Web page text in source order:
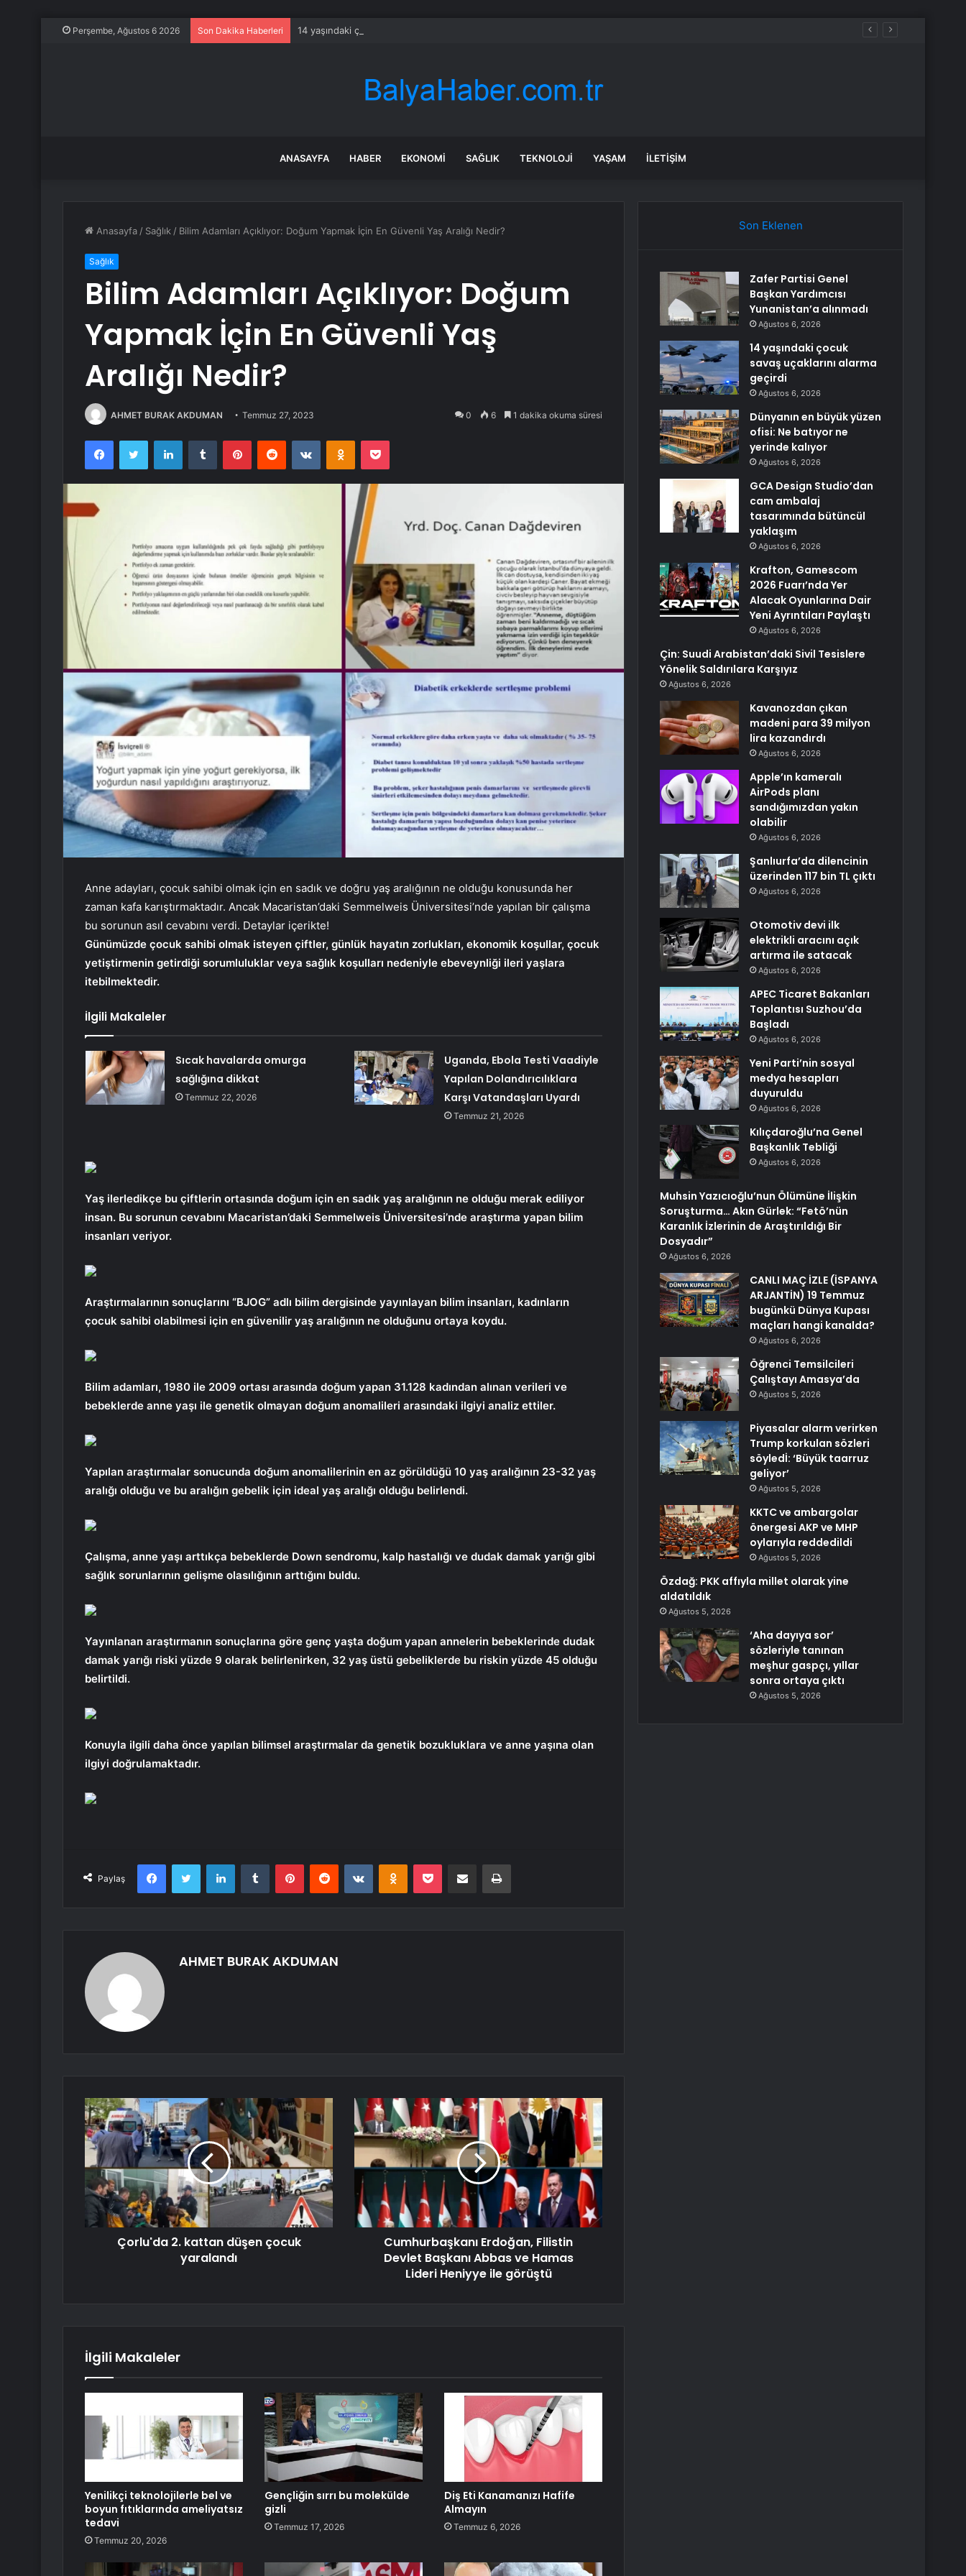
Perşembe, Ağustos 6 2026 Son Dakika Haberleri 14 yaşındaki çocuk savaş uçaklarını alarma geçirdi
ANASAYFA HABER EKONOMI SAĞLIK TEKNOLOJI YAŞAM İLETIŞIM
Anasayfa / Sağlık / Bilim Adamları Açıklıyor: Doğum Yapmak İçin En Güvenli Yaş Aralığı Nedir?
Sağlık
Bilim Adamları Açıklıyor: Doğum
Yapmak İçin En Güvenli Yaş
Aralığı Nedir?
AHMET BURAK AKDUMAN Temmuz 27, 2023 0 6 1 dakika okuma süresi
FacebookTwitter LinkedInTumblr PinterestReddit VKontakteOdnoklassniki
Pocket
Anne adayları, çocuk sahibi olmak için en sadık ve doğru yaş aralığının ne olduğu konusunda her
zaman kafa karıştırmaktadır. Ancak Macaristan’daki Semmelweis Üniversitesi’nde yapılan bir çalışma
bu sorunun asıl cevabını verdi. Detaylar içerikte!
Günümüzde çocuk sahibi olmak isteyen çiftler, günlük hayatın zorlukları, ekonomik koşullar, çocuk
yetiştirmenin getirdiği sorumluluklar veya sağlık koşulları nedeniyle ebeveynliği ileri yaşlara
itebilmektedir.
İlgili Makaleler
Sıcak havalarda omurga
sağlığına dikkat
Temmuz 22, 2026
Uganda, Ebola Testi Vaadiyle
Yapılan Dolandırıcılıklara
Karşı Vatandaşları Uyardı
Temmuz 21, 2026
Yaş ilerledikçe bu çiftlerin ortasında doğum için en sadık yaş aralığının ne olduğu merak ediliyor
insan. Bu sorunun cevabını Macaristan’daki Semmelweis Üniversitesi’nde araştırma yapan bilim
insanları veriyor.
Araştırmalarının sonuçlarını “BJOG” adlı bilim dergisinde yayınlayan bilim insanları, kadınların
çocuk sahibi olabilmesi için en güvenilir yaş aralığının ne olduğunu ortaya koydu.
Bilim adamları, 1980 ile 2009 ortası arasında doğum yapan 31.128 kadından alınan verileri ve
bebeklerde anne yaşı ile genetik olmayan doğum anomalileri arasındaki ilgiyi analiz ettiler.
Yapılan araştırmalar sonucunda doğum anomalilerinin en az görüldüğü 10 yaş aralığının 23-32 yaş
aralığı olduğu ve bu aralığın gebelik için ideal yaş aralığı olduğu belirlendi.
Çalışma, anne yaşı arttıkça bebeklerde Down sendromu, kalp hastalığı ve dudak damak yarığı gibi
sağlık sorunlarının gelişme olasılığının arttığını buldu.
Yayınlanan araştırmanın sonuçlarına göre genç yaşta doğum yapan annelerin bebeklerinde dudak
damak yarığı riski yüzde 9 olarak belirlenirken, 32 yaş üstü gebeliklerde bu riskin yüzde 45 olduğu
belirtildi.
Konuyla ilgili daha önce yapılan bilimsel araştırmalar da genetik bozukluklara ve anne yaşına olan
ilgiyi doğrulamaktadır.
Paylaş
FacebookTwitter LinkedInTumblr PinterestReddit VKontakteOdnoklassniki
Pocket E-Posta ile paylaş Yazdır
AHMET BURAK AKDUMAN
Çorlu'da 2. kattan düşen çocuk
yaralandı
Cumhurbaşkanı Erdoğan, Filistin
Devlet Başkanı Abbas ve Hamas
Lideri Heniyye ile görüştü
İlgili Makaleler
Yenilikçi teknolojilerle bel ve
boyun fıtıklarında ameliyatsız
tedavi
Temmuz 20, 2026
Gençliğin sırrı bu molekülde
gizli
Temmuz 17, 2026
Diş Eti Kanamanızı Hafife
Almayın
Temmuz 6, 2026
Son Eklenen
Zafer Partisi Genel
Başkan Yardımcısı
Yunanistan’a alınmadı
Ağustos 6, 2026
14 yaşındaki çocuk
savaş uçaklarını alarma
geçirdi
Ağustos 6, 2026
Dünyanın en büyük yüzen
ofisi: Ne batıyor ne
yerinde kalıyor
Ağustos 6, 2026
GCA Design Studio’dan
cam ambalaj
tasarımında bütüncül
yaklaşım
Ağustos 6, 2026
Krafton, Gamescom
2026 Fuarı’nda Yer
Alacak Oyunlarına Dair
Yeni Ayrıntıları Paylaştı
Ağustos 6, 2026
Çin: Suudi Arabistan’daki Sivil Tesislere
Yönelik Saldırılara Karşıyız
Ağustos 6, 2026
Kavanozdan çıkan
madeni para 39 milyon
lira kazandırdı
Ağustos 6, 2026
Apple’ın kameralı
AirPods planı
sandığımızdan yakın
olabilir
Ağustos 6, 2026
Şanlıurfa’da dilencinin
üzerinden 117 bin TL çıktı
Ağustos 6, 2026
Otomotiv devi ilk
elektrikli aracını açık
artırma ile satacak
Ağustos 6, 2026
APEC Ticaret Bakanları
Toplantısı Suzhou’da
Başladı
Ağustos 6, 2026
Yeni Parti’nin sosyal
medya hesapları
duyuruldu
Ağustos 6, 2026
Kılıçdaroğlu’na Genel
Başkanlık Tebliği
Ağustos 6, 2026
Muhsin Yazıcıoğlu’nun Ölümüne İlişkin
Soruşturma… Akın Gürlek: “Fetö’nün
Karanlık İzlerinin de Araştırıldığı Bir
Dosyadır”
Ağustos 6, 2026
CANLI MAÇ İZLE (İSPANYA
ARJANTİN) 19 Temmuz
bugünkü Dünya Kupası
maçları hangi kanalda?
Ağustos 6, 2026
Öğrenci Temsilcileri
Çalıştayı Amasya’da
Ağustos 5, 2026
Piyasalar alarm verirken
Trump korkulan sözleri
söyledİ: ‘Büyük taarruz
geliyor’
Ağustos 5, 2026
KKTC ve ambargolar
önergesi AKP ve MHP
oylarıyla reddedildi
Ağustos 5, 2026
Özdağ: PKK affıyla millet olarak yine
aldatıldık
Ağustos 5, 2026
‘Aha dayıya sor’
sözleriyle tanınan
meşhur gaspçı, yıllar
sonra ortaya çıktı
Ağustos 5, 2026